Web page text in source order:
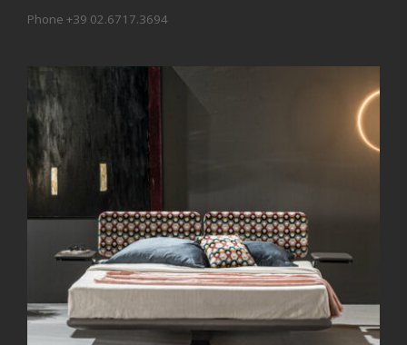
Phone +39 02.6717.3694